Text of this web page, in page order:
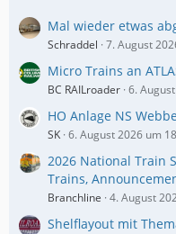
Mal wieder etwas
Schraddel 7. August
Micro Trains an
BC RAILroader 6.
HO Anlage NS
SK 6. August 2026 um
2026 National Train
Trains,
Branchline 4. August
Shelflayout mit